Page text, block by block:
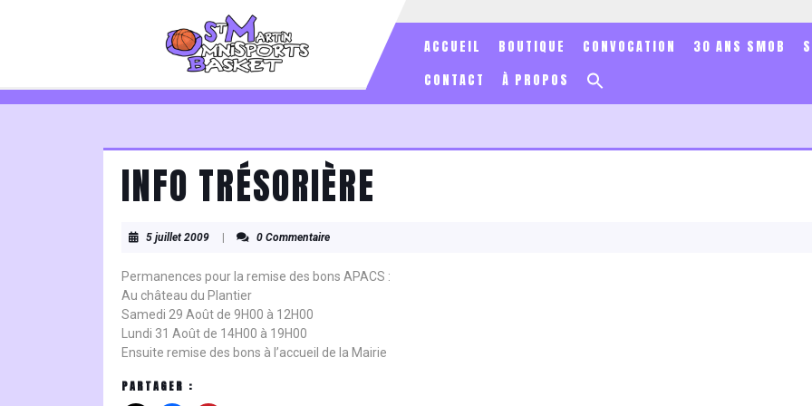
ACCUEIL BOUTIQUE CONVOCATION 30 ANS SMOB
CONTACT
À PROPOS
Search Button
INFO TRÉSORIÈRE
5 juillet 20095
0 Commentaire
Permanences pour la remise des bons APACS :
Au château du Plantier
Samedi 29 Août de 9H00 à 12H00
Lundi 31 Août de 14H00 à 19H00
Ensuite remise des bons à l’accueil de la Mairie
PARTAGER :